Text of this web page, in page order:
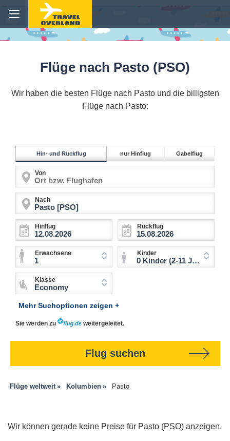
Flüge nach Pasto (PSO)
Wir haben die besten Flüge nach Pasto und die billigsten
Flüge nach Pasto:
Hin- und Rückflug nur Hinflug Gabelflug
Von
Nach
Hinflug Rückflug
Erwachsene
1
Kinder
0 Kinder (2-11 Jahre)
Klasse
Economy
Mehr Suchoptionen zeigen +
Sie werden zu weitergeleitet.
Flug suchen
Flüge weltweit Kolumbien Pasto
Wir können gerade keine Preise für Pasto (PSO) anzeigen.